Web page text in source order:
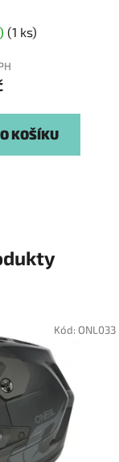
(1 ks)
KOŠÍKU
Kód: ONL033